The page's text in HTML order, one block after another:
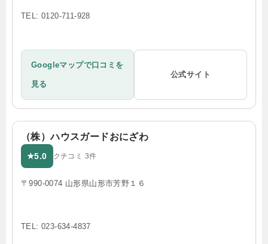
TEL: 0120-711-928
Googleマップで口コミを
見る
公式サイト
（株）ハウスガードおにざわ
★5.0 クチコミ 3件
〒990-0074 山形県山形市芳野１６
TEL: 023-634-4837